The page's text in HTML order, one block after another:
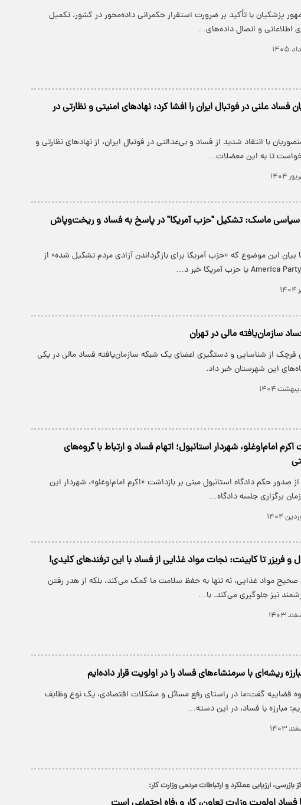
پزشکیان با تأکید بر ضرورت استقرار حکمرانی داده‌محور در کشور، تکمیل
اطلاعاتی و اتصال داده‌های…
فساد علنی در فوتبال ایران را افشا کرد: نهادهای امنیتی و نظارتی در
با انتقاد شدید از فساد و بی‌عدالتی در فوتبال ایران، از نهادهای نظارتی و
تا به این معضلات…
سیاسی ماسک: تشکیل "حزب آمریکا" در پاسخ به فساد و ریخت‌و‌پاش
این موضوع که «حزب آمریکا برای بازگرداندن آزادی‌ مردم تشکیل شده» از
سازمان‌یافته مالی در تهران
قرچک از شناسایی و دستگیری اعضای یک شبکه سازمان‌یافته فساد مالی در یکی
این شهرستان خبر داد.
اکرم امام‌اوغلو، شهردار استانبول؛ اتهام فساد و ارتباط با گروه‌های
از صدور حکم دادگاه استانبول مبنی بر بازداشت «اکرم امام‌اوغلو»، شهردار این
برگزاری جلسه دادگاه…
و فریزر تا کابینت: نجات مواد غذایی از فساد با این ترفندهای کلیدی!
صحیح مواد غذایی، نه تنها به حفظ سلامت ما کمک می‌کند، بلکه از هدر رفتن
نیز جلوگیری می‌کند. با…
ریشه‌ای با سرمنشاء‌های فساد را در اولویت قرار داده‌ایم
قضاییه گفت:ما در راستای رفع مسائل و مشکلات اقتصادی، یک نوع وظایف
مبارزه با فساد، در این دسته…
بازرسی، ارزیابی عملکرد و ارتباطات مردمی وزارت کار: